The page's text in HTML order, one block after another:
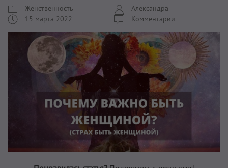
Женственность
Александра
15 марта 2022
Комментарии